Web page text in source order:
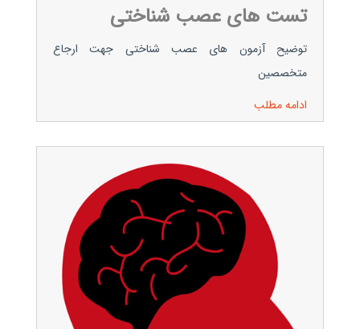
تست های عصب شناختی
توضیح آزمون های عصب شناختی جهت ارجاع
متخصصین
ادامه مطلب